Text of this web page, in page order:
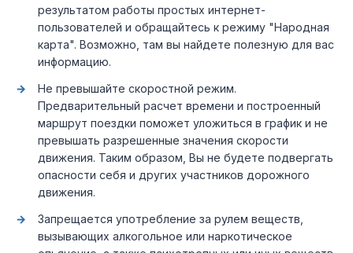
результатом работы простых интернет-
пользователей и обращайтесь к режиму "Народная
карта". Возможно, там вы найдете полезную для вас
информацию.
Не превышайте скоростной режим.
Предварительный расчет времени и построенный
маршрут поездки поможет уложиться в график и не
превышать разрешенные значения скорости
движения. Таким образом, Вы не будете подвергать
опасности себя и других участников дорожного
движения.
Запрещается употребление за рулем веществ,
вызывающих алкогольное или наркотическое